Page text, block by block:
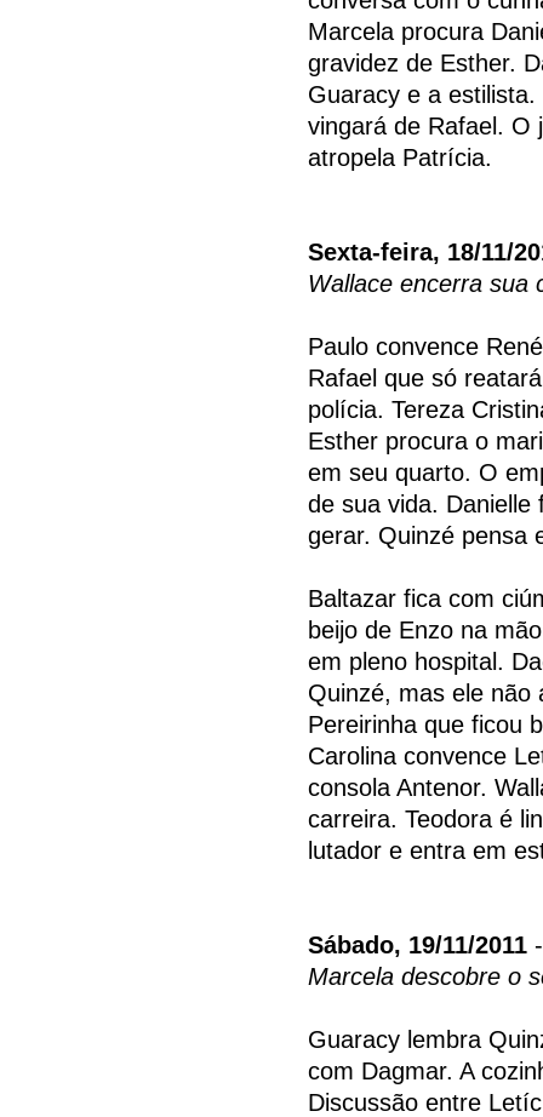
Marcela procura
gravidez de Esther.
Guaracy e a
vingará de Rafael. O
atropela Patrícia.
Sexta-feira, 18/11/
Wallace encerra sua
Paulo convence
Rafael que só
polícia. Tereza
Esther procura o
em seu quarto. O
de sua vida. Danielle
gerar. Quinzé pensa
Baltazar fica com
beijo de Enzo na
em pleno hospital.
Quinzé, mas ele não
Pereirinha que ficou
Carolina convence
consola Antenor.
carreira. Teodora é
lutador e entra em
Sábado, 19/11/2011
Marcela descobre o
Guaracy lembra
com Dagmar. A
Discussão entre